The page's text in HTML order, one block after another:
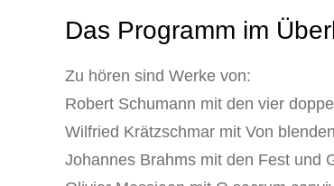
Das Programm im
Zu hören sind Werke von:
Robert Schumann mit den vier
Wilfried Krätzschmar mit Von
Johannes Brahms mit den Fest und